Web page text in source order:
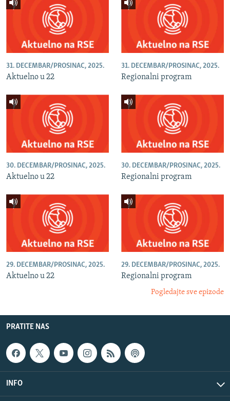
31. DECEMBAR/PROSINAC, 2025.
Aktuelno u 22
31. DECEMBAR/PROSINAC, 2025.
Regionalni program
30. DECEMBAR/PROSINAC, 2025.
Aktuelno u 22
30. DECEMBAR/PROSINAC, 2025.
Regionalni program
29. DECEMBAR/PROSINAC, 2025.
Aktuelno u 22
29. DECEMBAR/PROSINAC, 2025.
Regionalni program
Pogledajte sve epizode
PRATITE NAS
INFO